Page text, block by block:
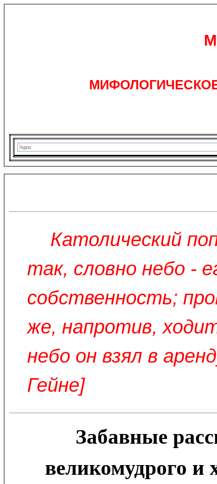
Католический
так, словно небо -
собственность;
же, напротив,
небо он взял в
Гейне]
Забавные
великомудрого и